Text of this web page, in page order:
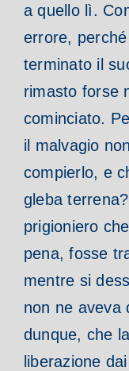
a quello lì.
errore,
terminato il
rimasto forse
cominciato.
il malvagio
compierlo, e
gleba
prigioniero
pena, fosse
mentre si
non ne aveva
dunque, che
liberazione